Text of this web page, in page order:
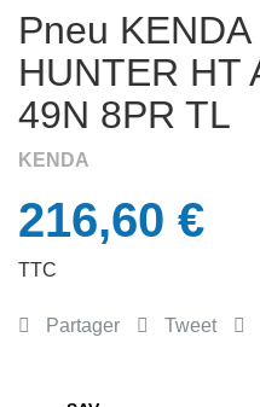
Pneu
HUNTER HT
49N 8PR TL
KENDA
216,60 €
TTC
Partager Tweet